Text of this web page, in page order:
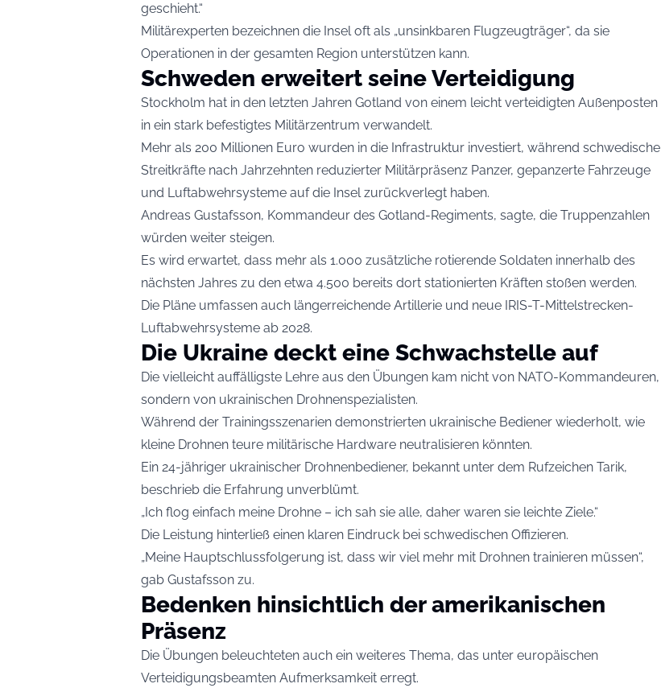
geschieht.“
Militärexperten bezeichnen die Insel oft als „unsinkbaren Flugzeugträger“, da sie
Operationen in der gesamten Region unterstützen kann.
Schweden erweitert seine Verteidigung
Stockholm hat in den letzten Jahren Gotland von einem leicht verteidigten Außenposten
in ein stark befestigtes Militärzentrum verwandelt.
Mehr als 200 Millionen Euro wurden in die Infrastruktur investiert, während schwedische
Streitkräfte nach Jahrzehnten reduzierter Militärpräsenz Panzer, gepanzerte Fahrzeuge
und Luftabwehrsysteme auf die Insel zurückverlegt haben.
Andreas Gustafsson, Kommandeur des Gotland-Regiments, sagte, die Truppenzahlen
würden weiter steigen.
Es wird erwartet, dass mehr als 1.000 zusätzliche rotierende Soldaten innerhalb des
nächsten Jahres zu den etwa 4.500 bereits dort stationierten Kräften stoßen werden.
Die Pläne umfassen auch längerreichende Artillerie und neue IRIS-T-Mittelstrecken-
Luftabwehrsysteme ab 2028.
Die Ukraine deckt eine Schwachstelle auf
Die vielleicht auffälligste Lehre aus den Übungen kam nicht von NATO-Kommandeuren,
sondern von ukrainischen Drohnenspezialisten.
Während der Trainingsszenarien demonstrierten ukrainische Bediener wiederholt, wie
kleine Drohnen teure militärische Hardware neutralisieren könnten.
Ein 24-jähriger ukrainischer Drohnenbediener, bekannt unter dem Rufzeichen Tarik,
beschrieb die Erfahrung unverblümt.
„Ich flog einfach meine Drohne – ich sah sie alle, daher waren sie leichte Ziele.“
Die Leistung hinterließ einen klaren Eindruck bei schwedischen Offizieren.
„Meine Hauptschlussfolgerung ist, dass wir viel mehr mit Drohnen trainieren müssen“,
gab Gustafsson zu.
Bedenken hinsichtlich der amerikanischen
Präsenz
Die Übungen beleuchteten auch ein weiteres Thema, das unter europäischen
Verteidigungsbeamten Aufmerksamkeit erregt.